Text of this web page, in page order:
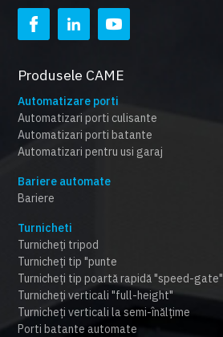
Produsele CAME
Automatizare porti
Automatizari porti culisante
Automatizari porti batante
Automatizari pentru usi garaj
Bariere automate
Bariere
Turnicheti
Turnicheți tripod
Turnicheți tip "punte
Turnicheți tip poartă rapidă "speed-gate"
Turnicheți verticali "full-height"
Turnicheți verticali la semi-înălțime
Porti batante automate